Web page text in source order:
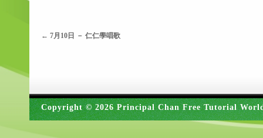
← 7月10日 － 仁仁學唱歌
Copyright © 2026 Principal Chan Free Tutorial